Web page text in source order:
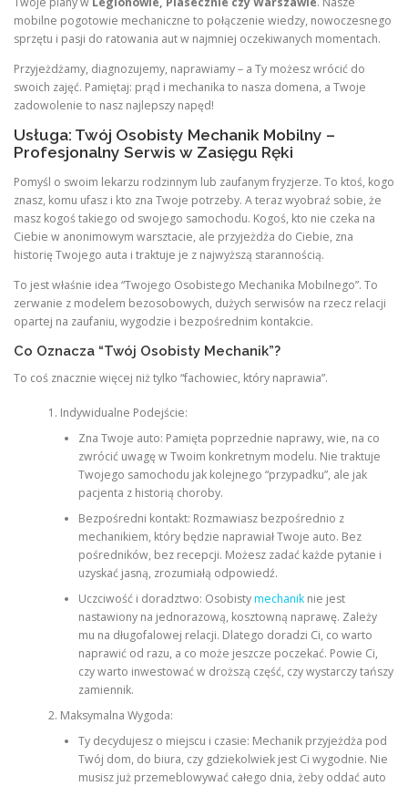
mobilne pogotowie mechaniczne to połączenie wiedzy, nowoczesnego
sprzętu i pasji do ratowania aut w najmniej oczekiwanych momentach.
Przyjeżdżamy, diagnozujemy, naprawiamy – a Ty możesz wrócić do
swoich zajęć. Pamiętaj: prąd i mechanika to nasza domena, a Twoje
zadowolenie to nasz najlepszy napęd!
Usługa: Twój Osobisty Mechanik Mobilny –
Profesjonalny Serwis w Zasięgu Ręki
Pomyśl o swoim lekarzu rodzinnym lub zaufanym fryzjerze. To ktoś, kogo
znasz, komu ufasz i kto zna Twoje potrzeby. A teraz wyobraź sobie, że
masz kogoś takiego od swojego samochodu. Kogoś, kto nie czeka na
Ciebie w anonimowym warsztacie, ale przyjeżdża do Ciebie, zna
historię Twojego auta i traktuje je z najwyższą starannością.
To jest właśnie idea “Twojego Osobistego Mechanika Mobilnego”. To
zerwanie z modelem bezosobowych, dużych serwisów na rzecz relacji
opartej na zaufaniu, wygodzie i bezpośrednim kontakcie.
Co Oznacza “Twój Osobisty Mechanik”?
To coś znacznie więcej niż tylko “fachowiec, który naprawia”.
Indywidualne Podejście:
Zna Twoje auto: Pamięta poprzednie naprawy, wie, na co
zwrócić uwagę w Twoim konkretnym modelu. Nie traktuje
Twojego samochodu jak kolejnego “przypadku”, ale jak
pacjenta z historią choroby.
Bezpośredni kontakt: Rozmawiasz bezpośrednio z
mechanikiem, który będzie naprawiał Twoje auto. Bez
pośredników, bez recepcji. Możesz zadać każde pytanie i
uzyskać jasną, zrozumiałą odpowiedź.
Uczciwość i doradztwo: Osobistymechaniknie jest
nastawiony na jednorazową, kosztowną naprawę. Zależy
mu na długofalowej relacji. Dlatego doradzi Ci, co warto
naprawić od razu, a co może jeszcze poczekać. Powie Ci,
czy warto inwestować w droższą część, czy wystarczy tańszy
zamiennik.
Maksymalna Wygoda:
Ty decydujesz o miejscu i czasie: Mechanik przyjeżdża pod
Twój dom, do biura, czy gdziekolwiek jest Ci wygodnie. Nie
musisz już przemeblowywać całego dnia, żeby oddać auto